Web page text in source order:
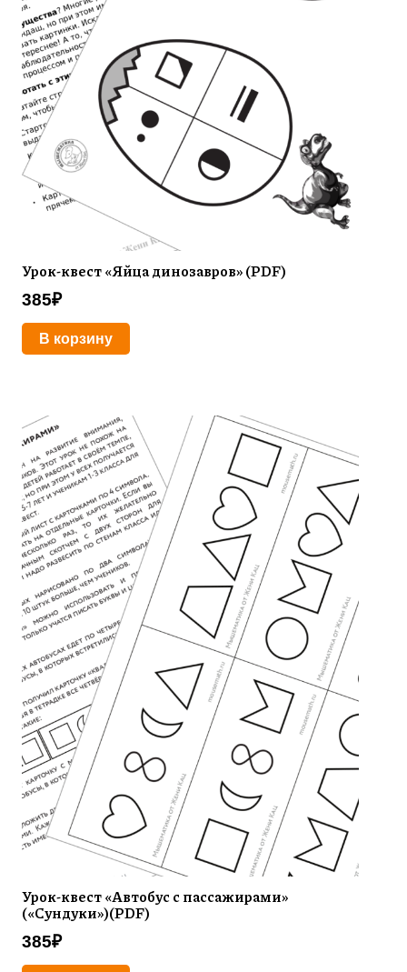
Урок-квест «Яйца динозавров» (PDF)
385₽
В корзину
Урок-квест «Автобус с пассажирами»
(«Сундуки»)(PDF)
385₽